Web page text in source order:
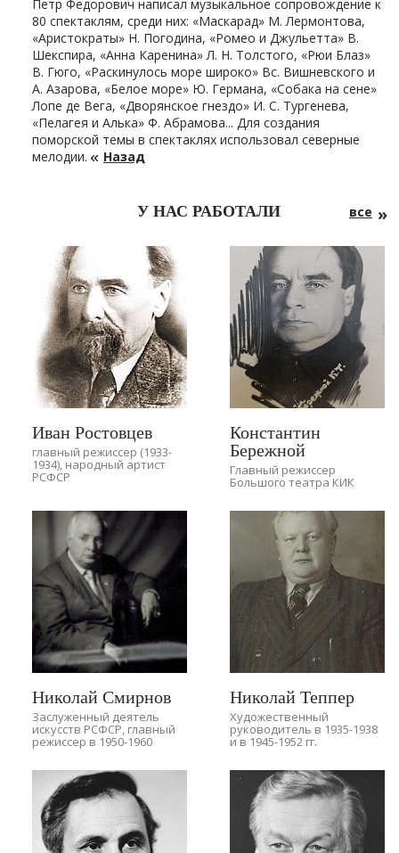
Петр Федорович написал музыкальное сопровождение к
80 спектаклям, среди них: «Маскарад» М. Лермонтова,
«Аристократы» Н. Погодина, «Ромео и Джульетта» В.
Шекспира, «Анна Каренина» Л. Н. Толстого, «Рюи Блаз»
В. Гюго, «Раскинулось море широко» Вс. Вишневского и
А. Азарова, «Белое море» Ю. Германа, «Собака на сене»
Лопе де Вега, «Дворянское гнездо» И. С. Тургенева,
«Пелагея и Алька» Ф. Абрамова... Для создания
поморской темы в спектаклях использовал северные
мелодии.
Назад
У НАС РАБОТАЛИ все
Иван Ростовцев
главный режиссер (1933-
1934), народный артист
РСФСР
Константин
Бережной
Главный режиссер
Большого театра КИК
Николай Смирнов
Заслуженный деятель
искусств РСФСР, главный
режиссер в 1950-1960
Николай Теппер
Художественный
руководитель в 1935-1938
и в 1945-1952 гг.